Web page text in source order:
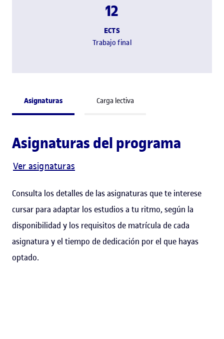
12
ECTS
Trabajo final
Asignaturas Carga lectiva
Asignaturas del programa
Ver asignaturas
Consulta los detalles de las asignaturas que te interese
cursar para adaptar los estudios a tu ritmo, según la
disponibilidad y los requisitos de matrícula de cada
asignatura y el tiempo de dedicación por el que hayas
optado.